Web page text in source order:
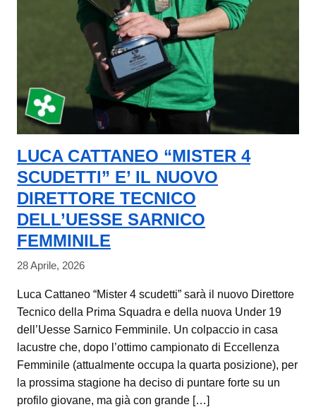
LUCA CATTANEO “MISTER 4
SCUDETTI” E’ IL NUOVO
DIRETTORE TECNICO
DELL’UESSE SARNICO
FEMMINILE
28 Aprile, 2026
Luca Cattaneo “Mister 4 scudetti” sarà il nuovo Direttore
Tecnico della Prima Squadra e della nuova Under 19
dell’Uesse Sarnico Femminile. Un colpaccio in casa
lacustre che, dopo l’ottimo campionato di Eccellenza
Femminile (attualmente occupa la quarta posizione), per
la prossima stagione ha deciso di puntare forte su un
profilo giovane, ma già con grande […]